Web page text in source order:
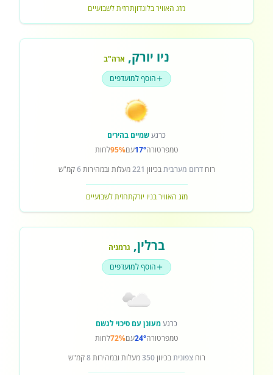
מזג האוויר בלונדוןתחזית לשבועיים
ניו יורק, ארה"ב
הוסף למועדפים
כרגעשמיים בהירים
טמפרטורה17°עם95%לחות
רוחדרום מערביתבכיוון 221מעלות ובמהירות6קמ"ש
מזג האוויר בניו יורקתחזית לשבועיים
ברלין, גרמניה
הוסף למועדפים
כרגעמעונן עם סיכוי לגשם
טמפרטורה24°עם72%לחות
רוחצפוניתבכיוון350מעלות ובמהירות8קמ"ש